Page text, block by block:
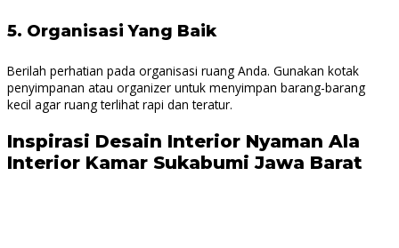
5. Organisasi Yang Baik
Berilah perhatian pada organisasi ruang Anda. Gunakan kotak
penyimpanan atau organizer untuk menyimpan barang-barang
kecil agar ruang terlihat rapi dan teratur.
Inspirasi Desain Interior Nyaman Ala
Interior Kamar Sukabumi Jawa Barat